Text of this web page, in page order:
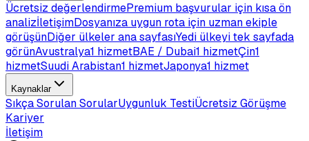
Ücretsiz değerlendirmePremium başvurular için kısa ön
analizİletişimDosyanıza uygun rota için uzman ekiple
görüşünDiğer ülkeler ana sayfasıYedi ülkeyi tek sayfada
görünAvustralya1 hizmetBAE / Dubai1 hizmetÇin1
hizmetSuudi Arabistan1 hizmetJaponya1 hizmet
Kaynaklar
Sıkça Sorulan SorularUygunluk TestiÜcretsiz Görüşme
Kariyer
İletişim